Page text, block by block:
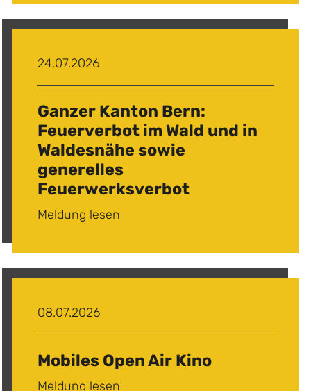
24.07.2026
Ganzer Kanton Bern:
Feuerverbot im Wald und in
Waldesnähe sowie
generelles
Feuerwerksverbot
Meldung lesen
08.07.2026
Mobiles Open Air Kino
Meldung lesen